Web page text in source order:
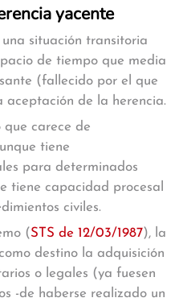
yacente
situación transitoria
de tiempo que media
(fallecido por el que
aceptación de la herencia.
que carece de
tiene
para determinados
tiene capacidad procesal
civiles.
(STS de 12/03/1987), la
destino la adquisición
o legales (ya fuesen
-de haberse realizado un